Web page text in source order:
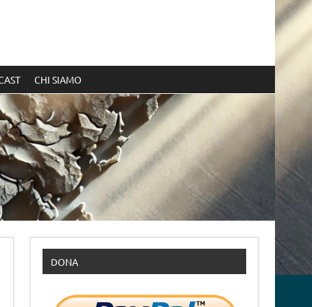
CHI SIAMO
DONA